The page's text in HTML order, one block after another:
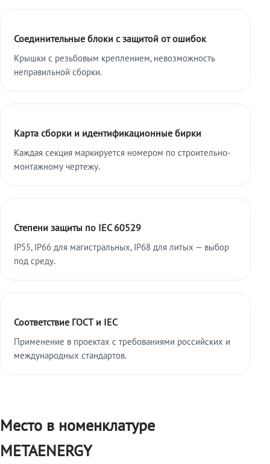
Соединительные блоки с защитой от ошибок
Крышки с резьбовым креплением, невозможность
неправильной сборки.
Карта сборки и идентификационные бирки
Каждая секция маркируется номером по строительно-
монтажному чертежу.
Степени защиты по IEC 60529
IP55, IP66 для магистральных, IP68 для литых — выбор
под среду.
Соответствие ГОСТ и IEC
Применение в проектах с требованиями российских и
международных стандартов.
Место в номенклатуре
METAENERGY